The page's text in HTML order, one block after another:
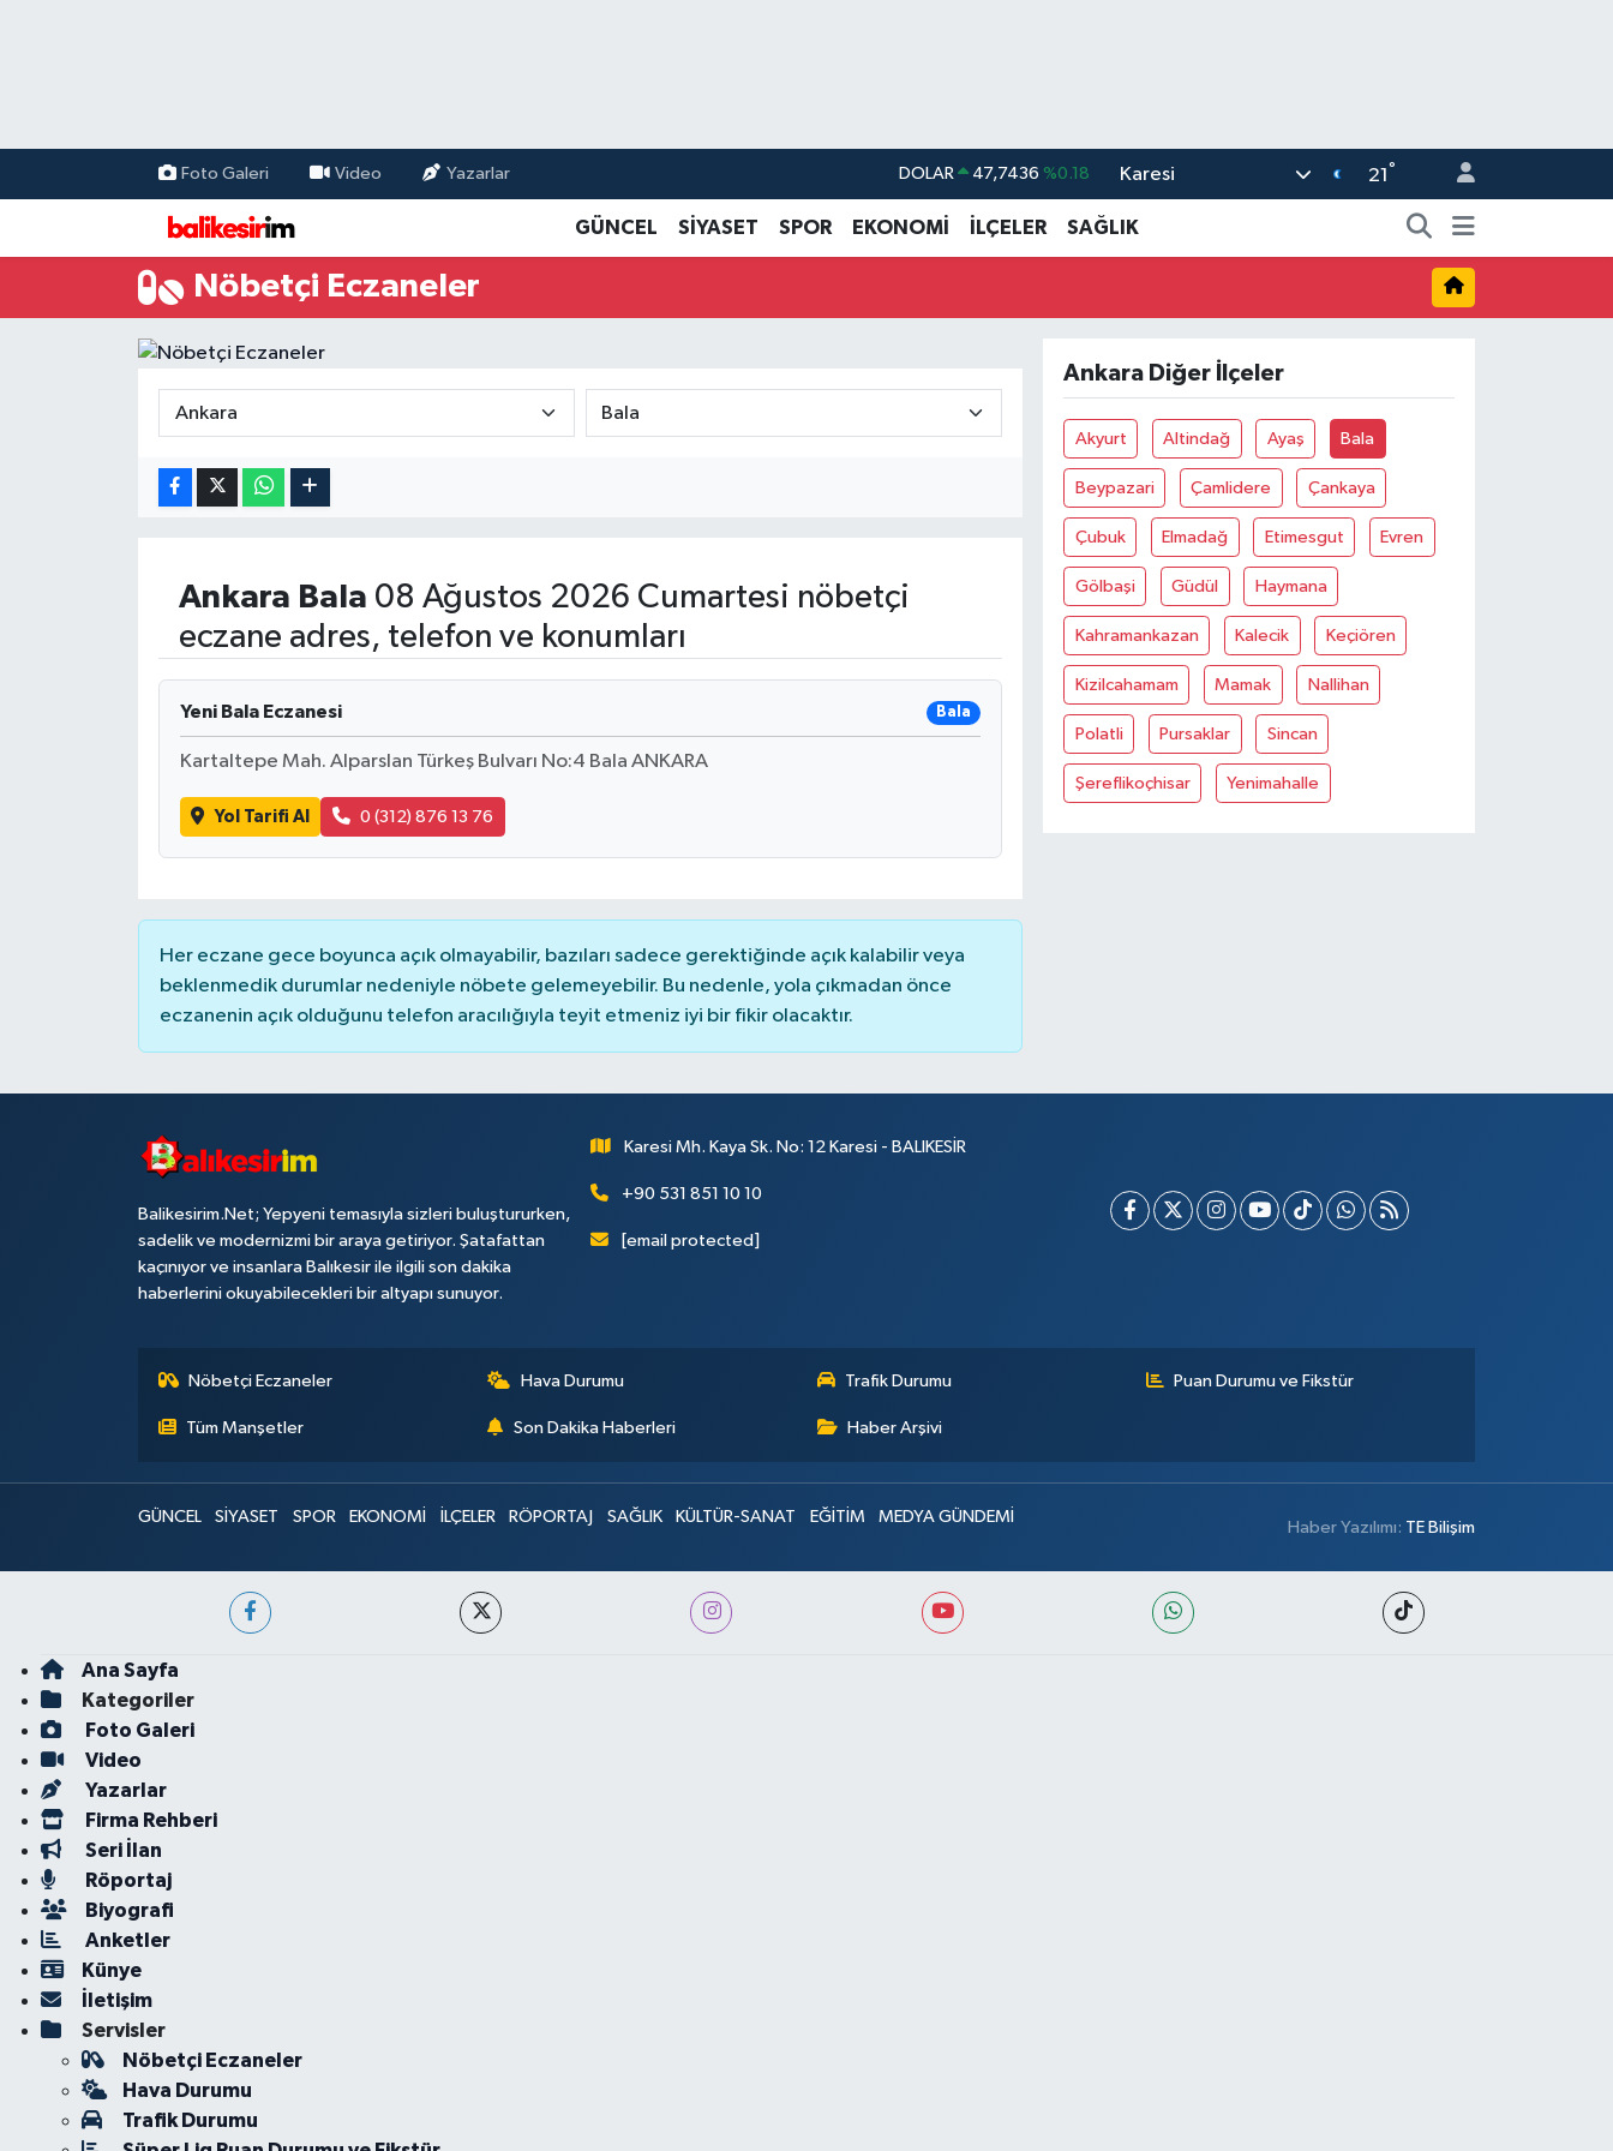
Foto Galeri Video Yazarlar DOLAR 47,7436 %0.18
EURO 55,2510 %0.32
STERLİN 64,4811 %0.38
BITCOIN 64.960,21
Karesi 21 °
GÜNCEL SİYASET SPOR EKONOMİ İLÇELER SAĞLIK
Nöbetçi Eczaneler
Ankara Bala 08 Ağustos 2026 Cumartesi nöbetçi
eczane adres, telefon ve konumları
Yeni Bala Eczanesi Bala
Kartaltepe Mah. Alparslan Türkeş Bulvarı No:4 Bala ANKARA
Yol Tarifi Al 0 (312) 876 13 76
Her eczane gece boyunca açık olmayabilir, bazıları sadece gerektiğinde açık kalabilir veya
beklenmedik durumlar nedeniyle nöbete gelemeyebilir. Bu nedenle, yola çıkmadan önce
eczanenin açık olduğunu telefon aracılığıyla teyit etmeniz iyi bir fikir olacaktır.
Ankara Diğer İlçeler
Akyurt Altindağ Ayaş Bala
Beypazari Çamlidere Çankaya
Çubuk Elmadağ Etimesgut Evren
Gölbaşi Güdül Haymana
Kahramankazan Kalecik Keçiören
Kizilcahamam Mamak Nallihan
Polatli Pursaklar Sincan
Şereflikoçhisar Yenimahalle
Balikesirim.Net; Yepyeni temasıyla sizleri buluştururken,
sadelik ve modernizmi bir araya getiriyor. Şatafattan
kaçınıyor ve insanlara Balıkesir ile ilgili son dakika
haberlerini okuyabilecekleri bir altyapı sunuyor.
Karesi Mh. Kaya Sk. No: 12 Karesi - BALIKESİR
+90 531 851 10 10
[email protected]
Nöbetçi Eczaneler Hava Durumu Trafik Durumu Puan Durumu ve Fikstür
Tüm Manşetler Son Dakika Haberleri Haber Arşivi
GÜNCEL SİYASET SPOR EKONOMİ İLÇELER RÖPORTAJ SAĞLIK KÜLTÜR-SANAT EĞİTİM MEDYA GÜNDEMİ
Haber Yazılımı: TE Bilişim
Ana Sayfa
Kategoriler
Foto Galeri
Video
Yazarlar
Firma Rehberi
Seri İlan
Röportaj
Biyografi
Anketler
Künye
İletişim
Servisler
Nöbetçi Eczaneler
Hava Durumu
Trafik Durumu